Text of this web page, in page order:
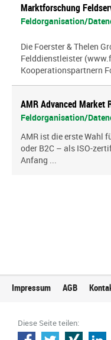
Marktforschung
Feldorganisation/
Die Foerster & Thelen
Felddienstleister
Kooperationspartnern
AMR Advanced Market
Feldorganisation/
AMR ist die erste Wahl
oder B2C – als ISO-
Anfang ...
Impressum AGB
Diese Seite teilen: